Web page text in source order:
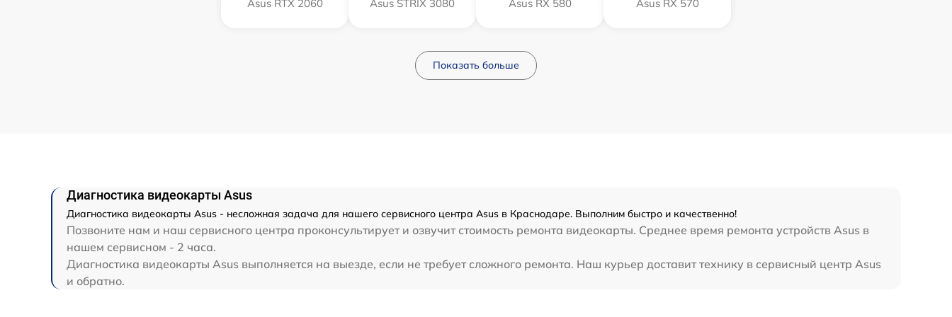
Asus RTX 2060 Asus STRIX 3080 Asus RX 580 Asus RX 570
Показать больше
Диагностика видеокарты Asus
Диагностика видеокарты Asus - несложная задача для нашего сервисного центра Asus в Краснодаре. Выполним быстро и качественно!
Позвоните нам и наш сервисного центра проконсультирует и озвучит стоимость ремонта видеокарты. Среднее время ремонта устройств Asus в
нашем сервисном - 2 часа.
Диагностика видеокарты Asus выполняется на выезде, если не требует сложного ремонта. Наш курьер доставит технику в сервисный центр Asus
и обратно.